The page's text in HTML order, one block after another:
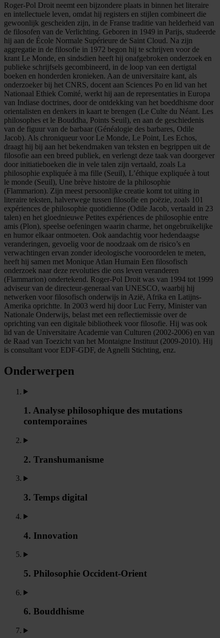
Roger-Pol Droit neemt een bijzondere plaats in binnen het literaire
en intellectuele leven, omdat hij registers en stijlen combineert die
gewoonlijk gescheiden zijn, in de Franse traditie van helderheid van
de filosofen van de Verlichting. Geboren in 1949 in Parijs, studeerde
hij aan de École Normale Supérieure de Saint Cloud. Na zijn
aggregatie in de filosofie in 1972 begon hij te schrijven voor de
krant Le Monde, en sindsdien heeft hij onafgebroken onderzoek en
publieke schrijfsels gecombineerd, in de loop van een dertigtal
boeken en honderden kronieken. Aan de universitaire kant, als
onderzoeker bij het CNRS, docent aan Sciences Po en lid van het
Nationaal Ethiek Comité, werkt hij aan de representaties in Europa
van Indiase doctrines, door de ontdekking van het boeddhisme door
orientalisten en denkers in kaart te brengen (Le Culte du Néant. Les
philosophes et le Bouddha, Points Seuil), en aan de geschiedenis
van de figuur van de barbaar (Généalogie des barbares, Odile
Jacob). Als chroniqueur voor Le Monde, Le Point, Les Echos,
draagt hij bij aan het bekendmaken van teksten en begrippen uit de
filosofie aan een breed publiek, en verlengt deze taak van doorgever
door initiatieboeken die in vele talen zijn vertaald, zoals La
philosophie expliquée à ma fille (Seuil), L’éthique expliquée à tout
le monde (Seuil), Une brève histoire de la philosophie
(Flammarion). Zijn meest persoonlijke creatie komt tot uiting in
literaire teksten, halverwege tussen filosofie en poëzie, zoals 101
expériences de philosophie quotidienne (Odile Jacob, vertaald in 23
talen) en het gloednieuwe Petites expériences de philosophie entre
amis (Plon), speelse oefeningen waarin charme, het ongebruikelijke
en humor elkaar ontmoeten. Ook aandachtig voor hedendaagse
veranderingen, gevoelig voor de noodzaak om de risico’s en
verwachtingen ervan zonder ideologische vooroordelen te meten,
heeft hij samen met Monique Atlan Humain Een filosofisch
onderzoek naar deze revoluties die ons leven veranderen
(Flammarion) ondertekend. Roger-Pol Droit was van 1994 tot 1999
adviseur van de directeur-generaal van UNESCO, waarbij hij
netwerken voor filosofisch onderwijs in Azië, Afrika en Latijns-
Amerika oprichtte. In 2003 werd hij door Luc Ferry, Minister van
Nationale Onderwijs, belast met een reflectiemissie over de
oprichting van een digitale bibliotheek voor filosofie. Hij was ook
lid van de Universitaire Academie van Culturen (2002-2006) en van
de Raad van Toezicht van het Montaigne Instituut (2009-2010). Hij
is consultant voor EDF-GDF, de Agnelli Stichting, enz.
Onderwerpen
1. Analyse philosophique des mutations
contemporaines
2. Transhumanisme
3. Temps digital
4. Innovation
5. Philosophie Occident-Orient
6. Bouddhisme